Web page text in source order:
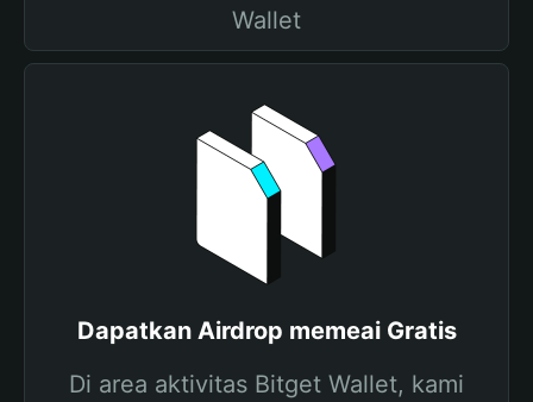
Wallet
Dapatkan Airdrop memeai Gratis
Di area aktivitas Bitget Wallet, kami